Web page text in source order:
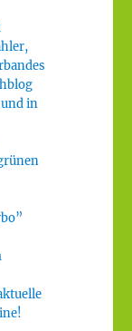
in